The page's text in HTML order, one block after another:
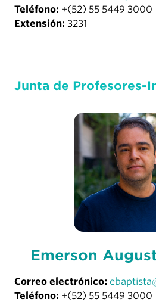
Teléfono: +(52) 55 5449 3000
Extensión: 3231
Junta de Profesores-
Emerson
Correo electrónico:
Teléfono: +(52) 55 5449 3000